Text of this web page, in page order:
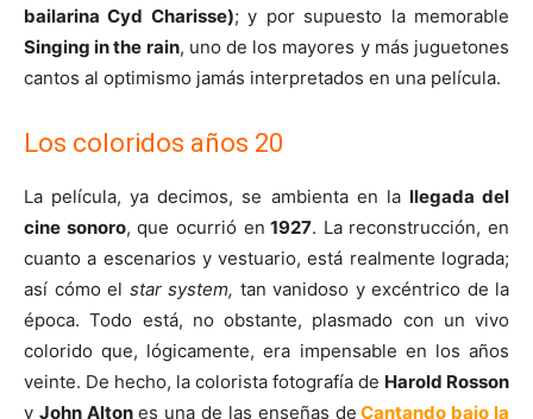
bailarina Cyd Charisse); y por supuesto la memorable
Singing in the rain, uno de los mayores y más juguetones
cantos al optimismo jamás interpretados en una película.
Los coloridos años 20
La película, ya decimos, se ambienta en la llegada del
cine sonoro, que ocurrió en 1927. La reconstrucción, en
cuanto a escenarios y vestuario, está realmente lograda;
así cómo el star system, tan vanidoso y excéntrico de la
época. Todo está, no obstante, plasmado con un vivo
colorido que, lógicamente, era impensable en los años
veinte. De hecho, la colorista fotografía de Harold Rosson
y John Altones una de las enseñas de Cantando bajo la